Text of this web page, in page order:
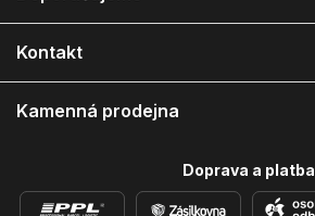
Kontakt
Kamenná prodejna
Doprava a platba